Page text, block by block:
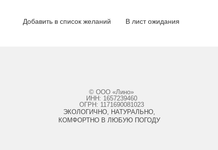
Добавить в список желаний В лист ожидания
© ООО «Лино»
ИНН: 1657239460
ОГРН: 1171690081023
ЭКОЛОГИЧНО, НАТУРАЛЬНО,
КОМФОРТНО В ЛЮБУЮ ПОГОДУ